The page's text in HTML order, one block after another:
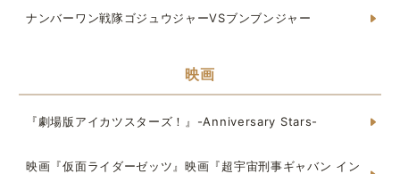
ナンバーワン戦隊ゴジュウジャーVSブンブンジャー
映画
『劇場版アイカツスターズ！』-Anniversary Stars-
映画『仮面ライダーゼッツ』映画『超宇宙刑事ギャバン イン